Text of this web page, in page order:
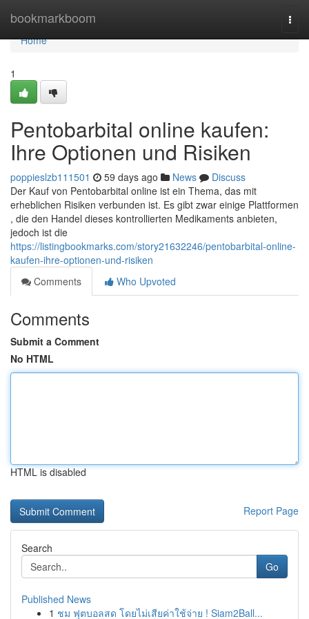
bookmarkboom
Home
Home
1
Pentobarbital online kaufen:
Ihre Optionen und Risiken
poppieslzb111501 59 days ago News
Discuss
Der Kauf von Pentobarbital online ist ein Thema, das mit
erheblichen Risiken verbunden ist. Es gibt zwar einige Plattformen
, die den Handel dieses kontrollierten Medikaments anbieten,
jedoch ist die
https://listingbookmarks.com/story21632246/pentobarbital-online-
kaufen-ihre-optionen-und-risiken
Comments
Who Upvoted
Comments
Submit a Comment
No HTML
HTML is disabled
Report Page
Search
Go
Published News
1 ชม ฟุตบอลสด โดยไม่เสียค่าใช้จ่าย ! Siam2Ball...